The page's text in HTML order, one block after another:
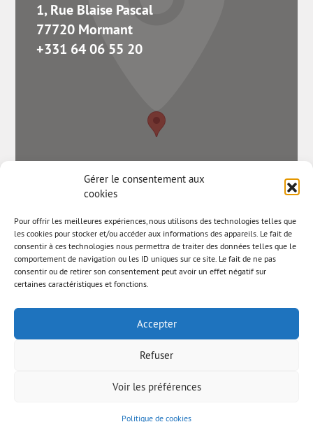
Gérer le consentement aux
cookies
Pour offrir les meilleures expériences, nous utilisons des technologies telles que
les cookies pour stocker et/ou accéder aux informations des appareils. Le fait de
consentir à ces technologies nous permettra de traiter des données telles que le
comportement de navigation ou les ID uniques sur ce site. Le fait de ne pas
consentir ou de retirer son consentement peut avoir un effet négatif sur
certaines caractéristiques et fonctions.
Accepter
Refuser
Voir les préférences
Politique de cookies
1, Rue Blaise Pascal
77720 Mormant
+331 64 06 55 20
© AAB 2025 Mentions légales Newsletter